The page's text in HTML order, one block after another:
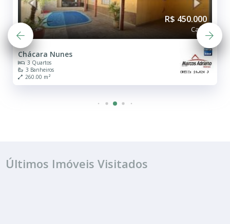
R$ 450.000
Casa
Chácara Nunes
3 Quartos
3 Banheiros
260.00 m²
Últimos Imóveis Visitados